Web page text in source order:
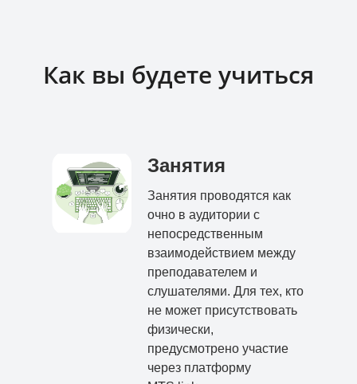
Как вы будете учиться
Занятия
Занятия проводятся как
очно в аудитории с
непосредственным
взаимодействием между
преподавателем и
слушателями. Для тех, кто
не может присутствовать
физически,
предусмотрено участие
через платформу